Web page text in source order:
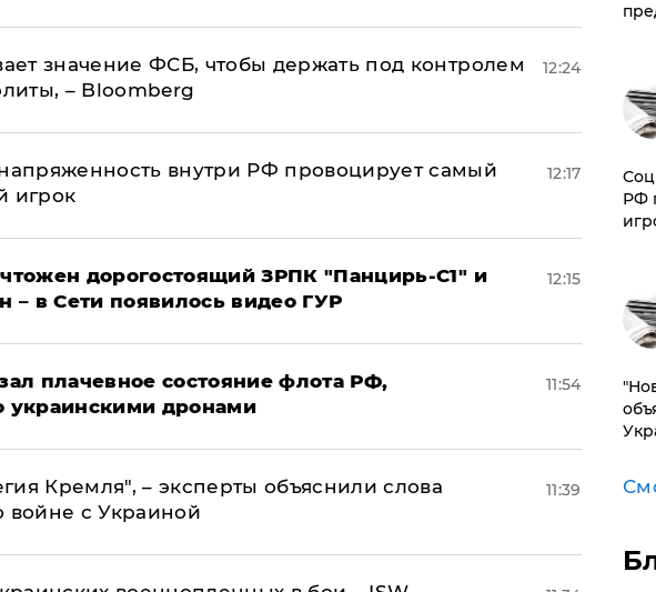
значение ФСБ, чтобы держать под контролем
– Bloomberg
12:24
внутри РФ провоцирует самый
игрок
12:17
дорогостоящий ЗРПК "Панцирь-С1" и
– в Сети появилось видео ГУР
12:15
плачевное состояние флота РФ,
украинскими дронами
11:54
Кремля", – эксперты объяснили слова
с Украиной
11:39
РФ